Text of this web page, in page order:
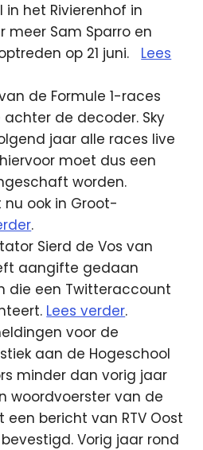
het Rivierenhof in
meer Sam Sparro en
op 21 juni.
Lees
de Formule 1-races
de decoder. Sky
jaar alle races live
moet dus een
worden.
ook in Groot-
.
Sierd de Vos van
aangifte gedaan
die een Twitteraccount
Lees verder.
voor de
aan de Hogeschool
minder dan vorig jaar
woordvoerster van de
bericht van RTV Oost
Vorig jaar rond